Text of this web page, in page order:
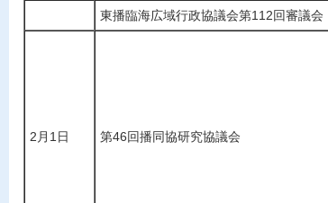
東播臨海広域行政協議会第112回審議会
2月1日 第46回播同協研究協議会